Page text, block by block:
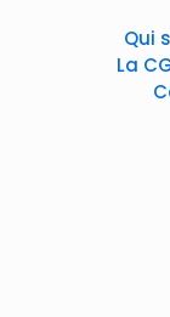
Qui
La